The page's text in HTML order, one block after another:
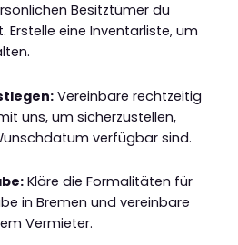
Besitztümer du
eine Inventarliste, um
Vereinbare rechtzeitig
uns, um sicherzustellen,
verfügbar sind.
Kläre die Formalitäten für
in Bremen und vereinbare
Vermieter.